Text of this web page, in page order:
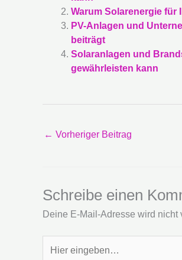
Warum Solarenergie für
PV-Anlagen und
beiträgt
Solaranlagen und
gewährleisten kann
← Vorheriger Beitrag
Schreibe einen
Deine E-Mail-Adresse wird nicht
eingeben…